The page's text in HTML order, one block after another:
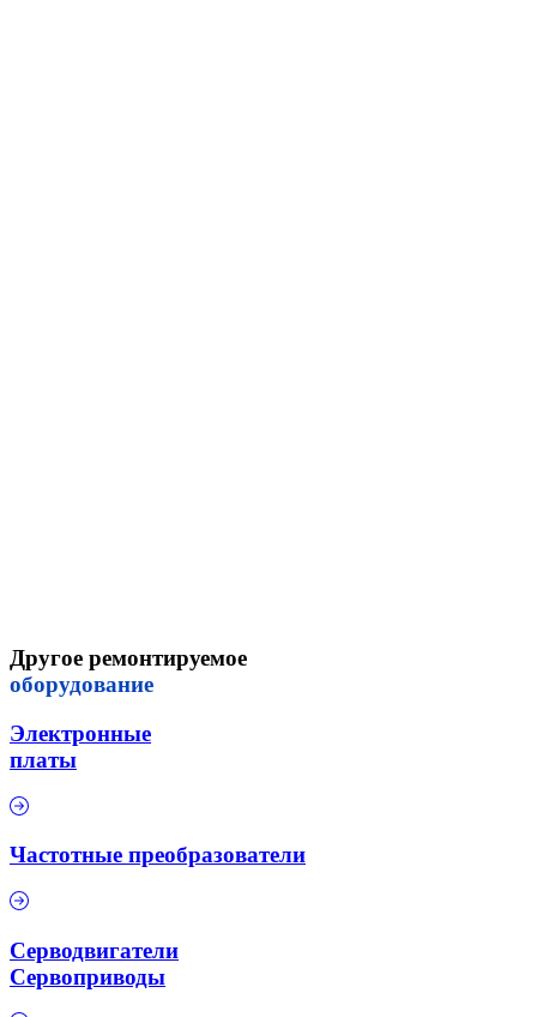
Другое ремонтируемое
оборудование
Электронные
платы
Частотные преобразователи
Серводвигатели
Сервоприводы